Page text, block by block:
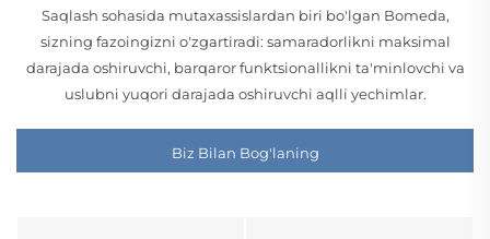
Saqlash sohasida mutaxassislardan biri bo'lgan Bomeda,
sizning fazoingizni o'zgartiradi: samaradorlikni maksimal
darajada oshiruvchi, barqaror funktsionallikni ta'minlovchi va
uslubni yuqori darajada oshiruvchi aqlli yechimlar.
Biz Bilan Bog'laning